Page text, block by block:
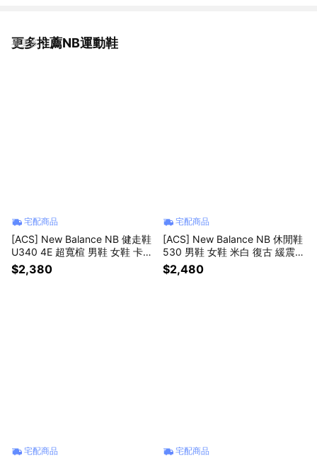
更多推薦NB運動鞋
看更多
宅配商品
[ACS] New Balance NB 健走鞋
U340 4E 超寬楦 男鞋 女鞋 卡其
麂皮 魔鬼氈 休閒鞋 U3401F5-4
E
$2,380
宅配商品
[ACS] New Balance NB 休閒鞋
530 男鞋 女鞋 米白 復古 緩震
紐巴倫 U530KLA-D
$2,480
宅配商品 宅配商品